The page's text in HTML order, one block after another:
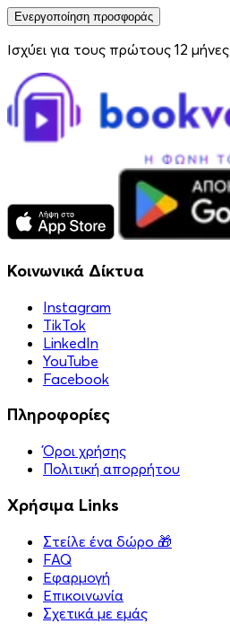
Ενεργοποίηση προσφοράς
Ισχύει για τους πρώτους 12 μήνες
Κοινωνικά Δίκτυα
Instagram
TikTok
LinkedIn
YouTube
Facebook
Πληροφορίες
Όροι χρήσης
Πολιτική απορρήτου
Χρήσιμα Links
Στείλε ένα δώρο 🎁
FAQ
Εφαρμογή
Επικοινωνία
Σχετικά με εμάς